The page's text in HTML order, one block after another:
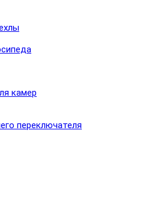
камер
переключателя